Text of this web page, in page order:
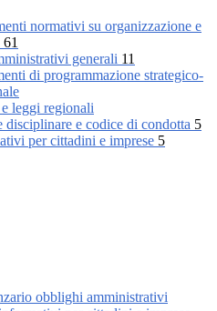
normativi su organizzazione e
61
generali 11
di programmazione strategico-
leggi regionali
disciplinare e codice di condotta 5
per cittadini e imprese 5
obblighi amministrativi